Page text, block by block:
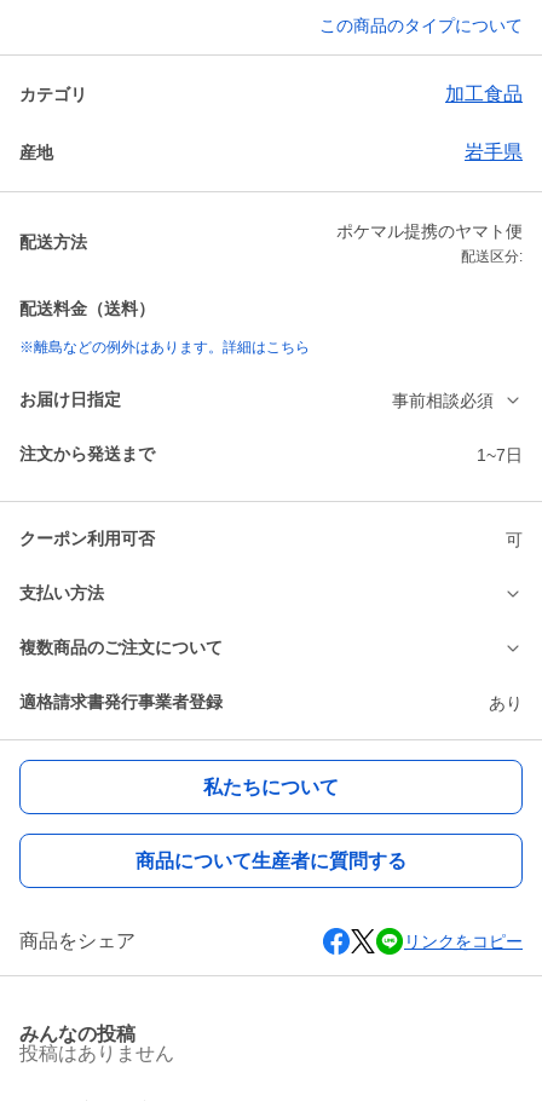
この商品のタイプについて
カテゴリ 加工食品
産地 岩手県
配送方法
ポケマル提携のヤマト便
配送区分:
配送料金（送料）
※離島などの例外はあります。詳細はこちら
お届け日指定 事前相談必須
注文から発送まで 1~7日
クーポン利用可否 可
支払い方法
複数商品のご注文について
適格請求書発行事業者登録 あり
私たちについて
商品について生産者に質問する
商品をシェア リンクをコピー
みんなの投稿
投稿はありません